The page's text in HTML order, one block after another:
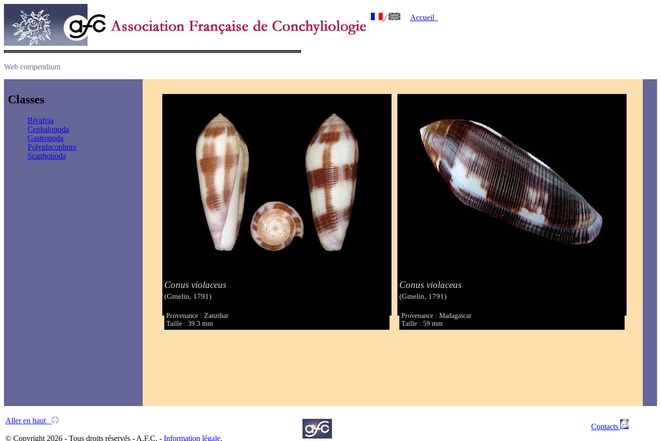
/ Accueil
Web compendium
Classes
Bivalvia
Cephalopoda
Gastropoda
Polyplacophora
Scaphopoda
Conus violaceus
(Gmelin, 1791)
Provenance : Zanzibar
Taille : 39.3 mm
Conus violaceus
(Gmelin, 1791)
Provenance : Madagascar
Taille : 59 mm
Aller en haut
© Copyright 2026 - Tous droits réservés - A.F.C. - Information légale.
Contacts